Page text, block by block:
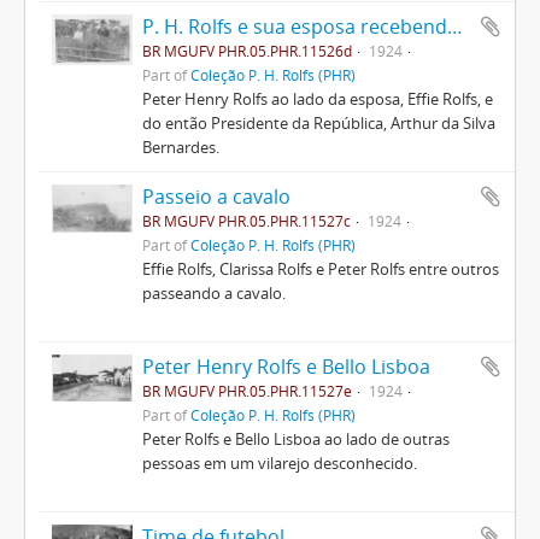
P. H. Rolfs e sua esposa recebendo Arthur Bernardes
BR MGUFV PHR.05.PHR.11526d
1924
Part ofColeção P. H. Rolfs (PHR)
Peter Henry Rolfs ao lado da esposa, Effie Rolfs, e
do então Presidente da República, Arthur da Silva
Bernardes.
Passeio a cavalo
BR MGUFV PHR.05.PHR.11527c
1924
Part ofColeção P. H. Rolfs (PHR)
Effie Rolfs, Clarissa Rolfs e Peter Rolfs entre outros
passeando a cavalo.
Peter Henry Rolfs e Bello Lisboa
BR MGUFV PHR.05.PHR.11527e
1924
Part ofColeção P. H. Rolfs (PHR)
Peter Rolfs e Bello Lisboa ao lado de outras
pessoas em um vilarejo desconhecido.